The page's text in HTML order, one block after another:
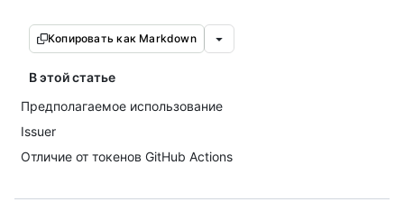
Копировать как Markdown
В этой статье
Предполагаемое использование
Issuer
Отличие от токенов GitHub Actions